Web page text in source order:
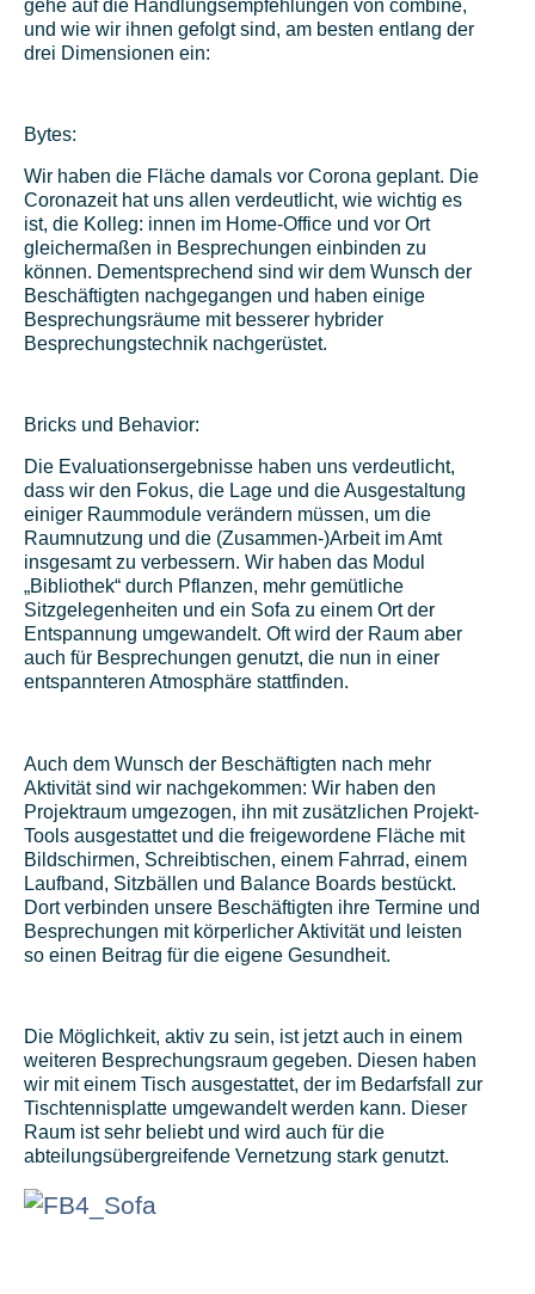
gehe auf die Handlungsempfehlungen von combine,
und wie wir ihnen gefolgt sind, am besten entlang der
drei Dimensionen ein:
Bytes:
Wir haben die Fläche damals vor Corona geplant. Die
Coronazeit hat uns allen verdeutlicht, wie wichtig es
ist, die Kolleg: innen im Home-Office und vor Ort
gleichermaßen in Besprechungen einbinden zu
können. Dementsprechend sind wir dem Wunsch der
Beschäftigten nachgegangen und haben einige
Besprechungsräume mit besserer hybrider
Besprechungstechnik nachgerüstet.
Bricks und Behavior:
Die Evaluationsergebnisse haben uns verdeutlicht,
dass wir den Fokus, die Lage und die Ausgestaltung
einiger Raummodule verändern müssen, um die
Raumnutzung und die (Zusammen-)Arbeit im Amt
insgesamt zu verbessern. Wir haben das Modul
„Bibliothek“ durch Pflanzen, mehr gemütliche
Sitzgelegenheiten und ein Sofa zu einem Ort der
Entspannung umgewandelt. Oft wird der Raum aber
auch für Besprechungen genutzt, die nun in einer
entspannteren Atmosphäre stattfinden.
Auch dem Wunsch der Beschäftigten nach mehr
Aktivität sind wir nachgekommen: Wir haben den
Projektraum umgezogen, ihn mit zusätzlichen Projekt-
Tools ausgestattet und die freigewordene Fläche mit
Bildschirmen, Schreibtischen, einem Fahrrad, einem
Laufband, Sitzbällen und Balance Boards bestückt.
Dort verbinden unsere Beschäftigten ihre Termine und
Besprechungen mit körperlicher Aktivität und leisten
so einen Beitrag für die eigene Gesundheit.
Die Möglichkeit, aktiv zu sein, ist jetzt auch in einem
weiteren Besprechungsraum gegeben. Diesen haben
wir mit einem Tisch ausgestattet, der im Bedarfsfall zur
Tischtennisplatte umgewandelt werden kann. Dieser
Raum ist sehr beliebt und wird auch für die
abteilungsübergreifende Vernetzung stark genutzt.